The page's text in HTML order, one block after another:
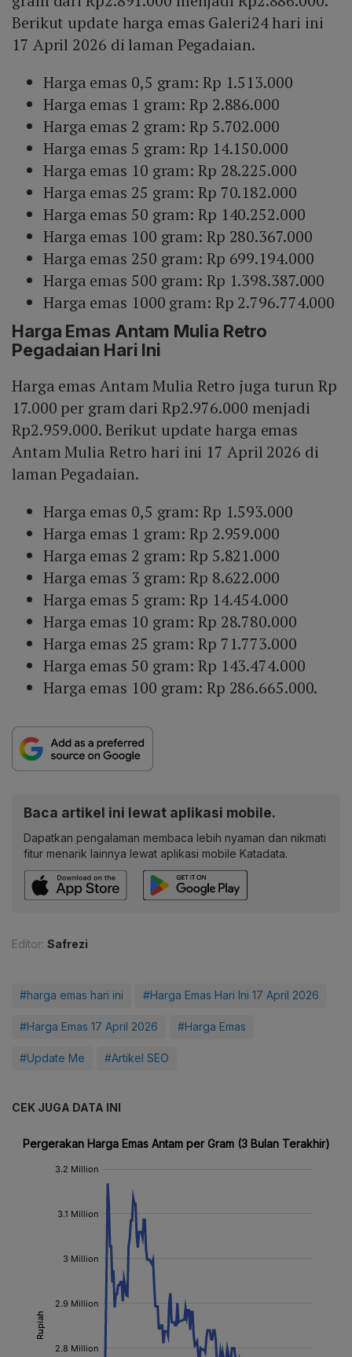
Berikut update harga emas Galeri24 hari ini
17 April 2026 di laman Pegadaian.
Harga emas 0,5 gram: Rp 1.513.000
Harga emas 1 gram: Rp 2.886.000
Harga emas 2 gram: Rp 5.702.000
Harga emas 5 gram: Rp 14.150.000
Harga emas 10 gram: Rp 28.225.000
Harga emas 25 gram: Rp 70.182.000
Harga emas 50 gram: Rp 140.252.000
Harga emas 100 gram: Rp 280.367.000
Harga emas 250 gram: Rp 699.194.000
Harga emas 500 gram: Rp 1.398.387.000
Harga emas 1000 gram: Rp 2.796.774.000
Harga Emas Antam Mulia Retro
Pegadaian Hari Ini
Harga emas Antam Mulia Retro juga turun Rp
17.000 per gram dari Rp2.976.000 menjadi
Rp2.959.000. Berikut update harga emas
Antam Mulia Retro hari ini 17 April 2026 di
laman Pegadaian.
Harga emas 0,5 gram: Rp 1.593.000
Harga emas 1 gram: Rp 2.959.000
Harga emas 2 gram: Rp 5.821.000
Harga emas 3 gram: Rp 8.622.000
Harga emas 5 gram: Rp 14.454.000
Harga emas 10 gram: Rp 28.780.000
Harga emas 25 gram: Rp 71.773.000
Harga emas 50 gram: Rp 143.474.000
Harga emas 100 gram: Rp 286.665.000.
Baca artikel ini lewat aplikasi mobile.
Dapatkan pengalaman membaca lebih nyaman dan nikmati
fitur menarik lainnya lewat aplikasi mobile Katadata.
Editor: Safrezi
#harga emas hari ini #Harga Emas Hari Ini 17 April 2026
#Harga Emas 17 April 2026 #Harga Emas
#Update Me #Artikel SEO
CEK JUGA DATA INI